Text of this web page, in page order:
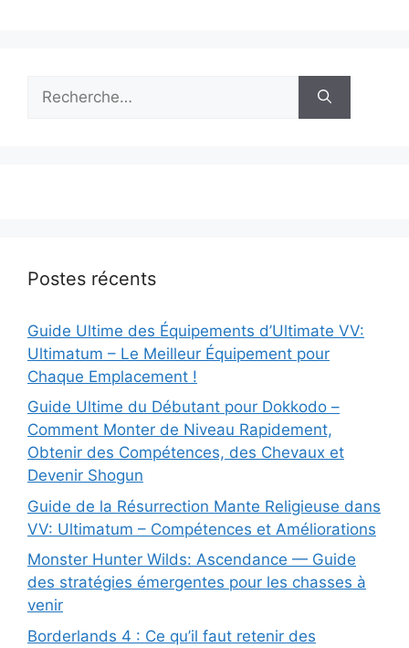
Postes récents
Guide Ultime des Équipements d’Ultimate VV:
Ultimatum – Le Meilleur Équipement pour
Chaque Emplacement !
Guide Ultime du Débutant pour Dokkodo –
Comment Monter de Niveau Rapidement,
Obtenir des Compétences, des Chevaux et
Devenir Shogun
Guide de la Résurrection Mante Religieuse dans
VV: Ultimatum – Compétences et Améliorations
Monster Hunter Wilds: Ascendance — Guide
des stratégies émergentes pour les chasses à
venir
Borderlands 4 : Ce qu’il faut retenir des